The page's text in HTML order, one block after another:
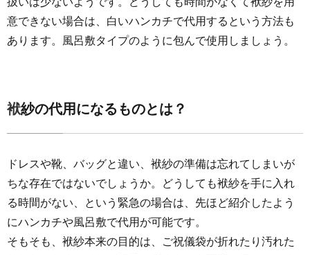
扱いは少ないようです。どうしても時間がなくて袱紗を用
意できない場合は、白いハンカチで代用するという方法も
あります。風呂敷タイプのように包んで使用しましょう。
袱紗の代用になるものとは？
ドレスや靴、バッグと違い、袱紗の準備は忘れてしまいが
ちな存在ではないでしょうか。どうしても袱紗を手に入れ
る時間がない、という緊急の場合は、先ほど紹介したよう
にハンカチや風呂敷で代用が可能です。
そもそも、袱紗本来の目的は、ご祝儀袋が折れたり汚れた